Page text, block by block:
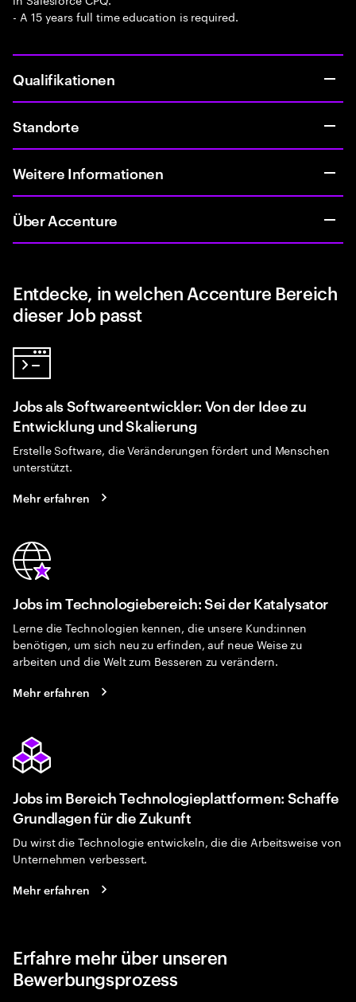
- A 15 years full time education is required.
Qualifikationen
Standorte
Weitere Informationen
Über Accenture
Entdecke, in welchen Accenture Bereich
dieser Job passt
Jobs als Softwareentwickler: Von der Idee zu
Entwicklung und Skalierung
Erstelle Software, die Veränderungen fördert und Menschen
unterstützt.
Mehr erfahren
Jobs im Technologiebereich: Sei der Katalysator
Lerne die Technologien kennen, die unsere Kund:innen
benötigen, um sich neu zu erfinden, auf neue Weise zu
arbeiten und die Welt zum Besseren zu verändern.
Mehr erfahren
Jobs im Bereich Technologieplattformen: Schaffe
Grundlagen für die Zukunft
Du wirst die Technologie entwickeln, die die Arbeitsweise von
Unternehmen verbessert.
Mehr erfahren
Erfahre mehr über unseren
Bewerbungsprozess